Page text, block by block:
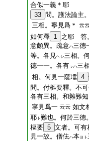
合似一義＊耶
33 問。護法論主
三相。寧見爲＊
云
如何釋 1 之耶 答
意頗異。疏意ハ三德
等。各見ヘシ三相。
德一一。各有ラハ三
相。何見一薩埵 4
問。付樞要釋。不
各有三相。和雜難
寧見爲一 云云 如文
耶 ト 難也。何於三德
樞要 5 文者。可有
見一故。僧佉ハ本ヨト